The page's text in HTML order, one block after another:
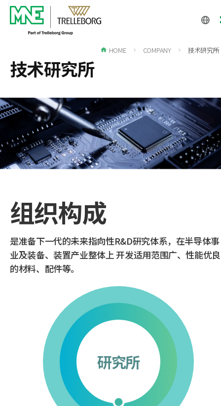
EN
技术研究所
HOME COMPANY 技术研究所
组织构成
是准备下一代的未来指向性R&D研究体系，在半导体事
业及装备、装置产业整体上开发适用范围广、性能优良
的材料、配件等。
研究所